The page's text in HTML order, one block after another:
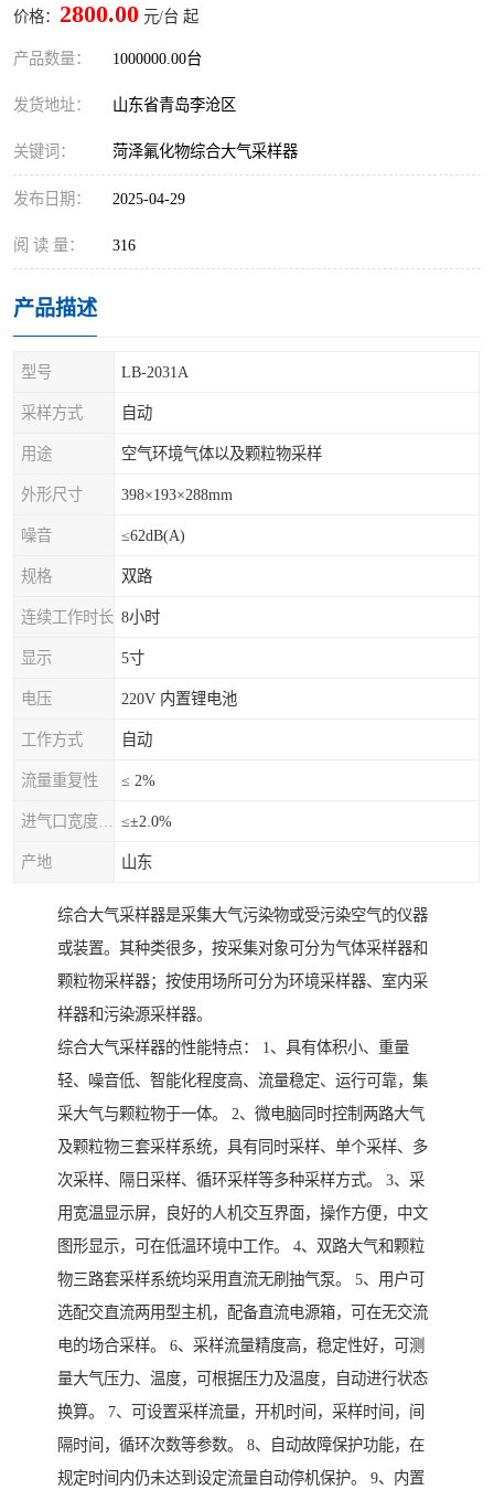
价格： 2800.00 元/台 起
产品数量： 1000000.00台
发货地址： 山东省青岛李沧区
关键词： 菏泽氟化物综合大气采样器
发布日期： 2025-04-29
阅 读 量： 316
产品描述
型号 LB-2031A
采样方式 自动
用途 空气环境气体以及颗粒物采样
外形尺寸 398×193×288mm
噪音 ≤62dB(A)
规格 双路
连续工作时长 8小时
显示 5寸
电压 220V 内置锂电池
工作方式 自动
流量重复性 ≤ 2%
≤±2.0%
产地 山东
综合大气采样器是采集大气污染物或受污染空气的仪器
或装置。其种类很多，按采集对象可分为气体采样器和
颗粒物采样器；按使用场所可分为环境采样器、室内采
样器和污染源采样器。
综合大气采样器的性能特点： 1、具有体积小、重量
轻、噪音低、智能化程度高、流量稳定、运行可靠，集
采大气与颗粒物于一体。 2、微电脑同时控制两路大气
及颗粒物三套采样系统，具有同时采样、单个采样、多
次采样、隔日采样、循环采样等多种采样方式。 3、采
用宽温显示屏，良好的人机交互界面，操作方便，中文
图形显示，可在低温环境中工作。 4、双路大气和颗粒
物三路套采样系统均采用直流无刷抽气泵。 5、用户可
选配交直流两用型主机，配备直流电源箱，可在无交流
电的场合采样。 6、采样流量精度高，稳定性好，可测
量大气压力、温度，可根据压力及温度，自动进行状态
换算。 7、可设置采样流量，开机时间，采样时间，间
隔时间，循环次数等参数。 8、自动故障保护功能，在
规定时间内仍未达到设定流量自动停机保护。 9、内置
烟尘净化器